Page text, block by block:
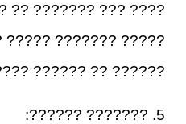
?? ???????? ?????
?????? ???????
?? ?????? ?????.
5. ??????? ??????: